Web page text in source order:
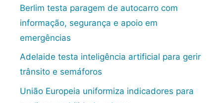
Berlim testa paragem de autocarro com
informação, segurança e apoio em
emergências
Adelaide testa inteligência artificial para gerir
trânsito e semáforos
União Europeia uniformiza indicadores para